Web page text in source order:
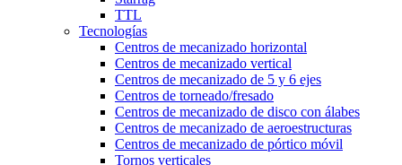
TTL
Tecnologías
Centros de mecanizado horizontal
Centros de mecanizado vertical
Centros de mecanizado de 5 y 6 ejes
Centros de torneado/fresado
Centros de mecanizado de disco con álabes
Centros de mecanizado de aeroestructuras
Centros de mecanizado de pórtico móvil
Tornos verticales